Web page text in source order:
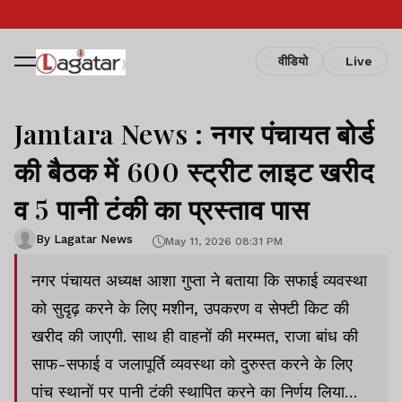
वीडियो Live
Jamtara News : नगर पंचायत बोर्ड
की बैठक में 600 स्ट्रीट लाइट खरीद
व 5 पानी टंकी का प्रस्ताव पास
By Lagatar News May 11, 2026 08:31 PM
नगर पंचायत अध्यक्ष आशा गुप्ता ने बताया कि सफाई व्यवस्था
को सुदृढ़ करने के लिए मशीन, उपकरण व सेफ्टी किट की
खरीद की जाएगी. साथ ही वाहनों की मरम्मत, राजा बांध की
साफ-सफाई व जलापूर्ति व्यवस्था को दुरुस्त करने के लिए
पांच स्थानों पर पानी टंकी स्थापित करने का निर्णय लिया